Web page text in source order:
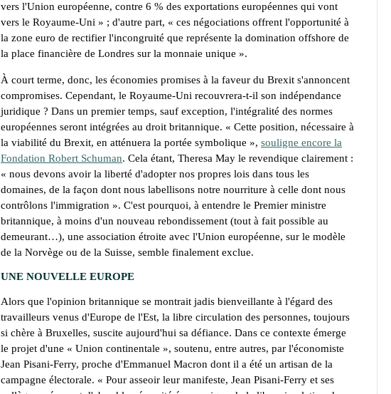
vers l'Union européenne, contre 6 % des exportations européennes qui vont
vers le Royaume-Uni » ; d'autre part, « ces négociations offrent l'opportunité à
la zone euro de rectifier l'incongruité que représente la domination offshore de
la place financière de Londres sur la monnaie unique ».
À court terme, donc, les économies promises à la faveur du Brexit s'annoncent
compromises. Cependant, le Royaume-Uni recouvrera-t-il son indépendance
juridique ? Dans un premier temps, sauf exception, l'intégralité des normes
européennes seront intégrées au droit britannique. « Cette position, nécessaire à
la viabilité du Brexit, en atténuera la portée symbolique », souligne encore la
Fondation Robert Schuman. Cela étant, Theresa May le revendique clairement :
« nous devons avoir la liberté d'adopter nos propres lois dans tous les
domaines, de la façon dont nous labellisons notre nourriture à celle dont nous
contrôlons l'immigration ». C'est pourquoi, à entendre le Premier ministre
britannique, à moins d'un nouveau rebondissement (tout à fait possible au
demeurant…), une association étroite avec l'Union européenne, sur le modèle
de la Norvège ou de la Suisse, semble finalement exclue.
UNE NOUVELLE EUROPE
Alors que l'opinion britannique se montrait jadis bienveillante à l'égard des
travailleurs venus d'Europe de l'Est, la libre circulation des personnes, toujours
si chère à Bruxelles, suscite aujourd'hui sa défiance. Dans ce contexte émerge
le projet d'une « Union continentale », soutenu, entre autres, par l'économiste
Jean Pisani-Ferry, proche d'Emmanuel Macron dont il a été un artisan de la
campagne électorale. « Pour asseoir leur manifeste, Jean Pisani-Ferry et ses